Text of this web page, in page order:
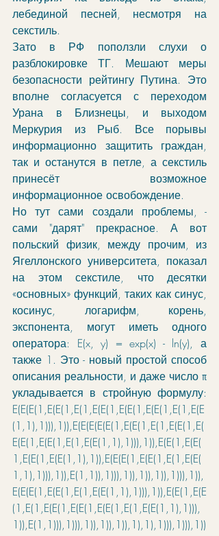
лебединой песней, несмотря на
секстиль.
Зато в РФ поползли слухи о
разблокировке ТГ. Мешают меры
безопасности рейтингу Путина. Это
вполне согласуется с переходом
Урана в Близнецы, и выходом
Меркурия из Рыб. Все порывы
информационно защитить граждан,
так и останутся в петле, а секстиль
принесёт возможное
информационное освобождение.
Но тут сами создали проблемы, -
сами "дарят" прекрасное. А вот
польский физик, между прочим, из
Ягеллонского университета, показал
на этом секстиле, что десятки
«основных» функций, таких как синус,
косинус, логарифм, корень,
экспонента, могут иметь одного
оператора: E(x, y) = exp(x) - ln(y), а
также 1. Это - новый простой способ
описания реальности, и даже число π
укладывается в стройную формулу:
E(E(E(1,E(E(1,E(1,E(E(1,E(E(1,E(E(1,E(1,E(E
(1,1),1))),1)),E(E(E(E(E(1,E(E(1,E(1,E(E(1,E(
E(E(1,E(E(1,E(1,E(E(1,1),1))),1)),E(E(1,E(E(
1,E(E(1,E(E(1,1),1)),E(E(E(1,E(E(1,E(1,E(E(
1,1),1))),1)),E(1,1)),1))),1)),1)),1)),1))),1)),
E(E(E(1,E(E(1,E(1,E(E(1,1),1))),1)),E(E(1,E(E
(1,E(1,E(E(1,E(E(1,E(E(1,E(1,E(E(1,1),1))),
1)),E(1,1))),1))),1)),1)),1)),1),1),1))),1))),1))